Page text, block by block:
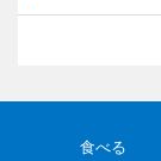
食べる